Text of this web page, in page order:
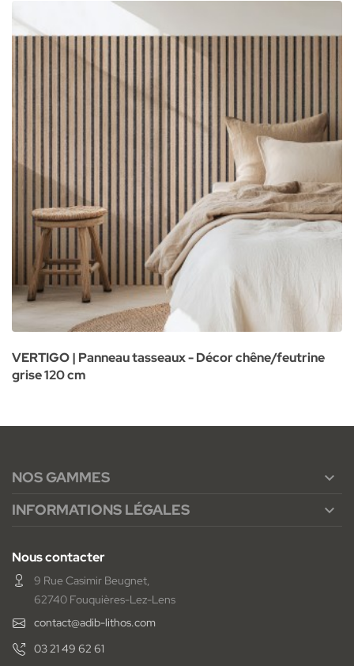
VERTIGO | Panneau tasseaux - Décor chêne/feutrine
grise 120 cm
NOS GAMMES 
INFORMATIONS LÉGALES 
Nous contacter
9 Rue Casimir Beugnet,
62740 Fouquières-Lez-Lens
contact@adib-lithos.com
03 21 49 62 61